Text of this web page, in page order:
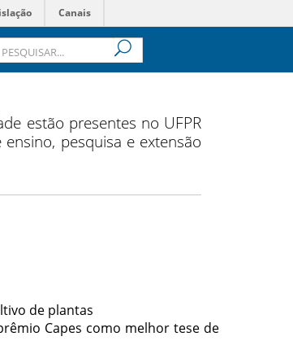
Canais
estão presentes no UFPR
pesquisa e extensão
de plantas
Capes como melhor tese de